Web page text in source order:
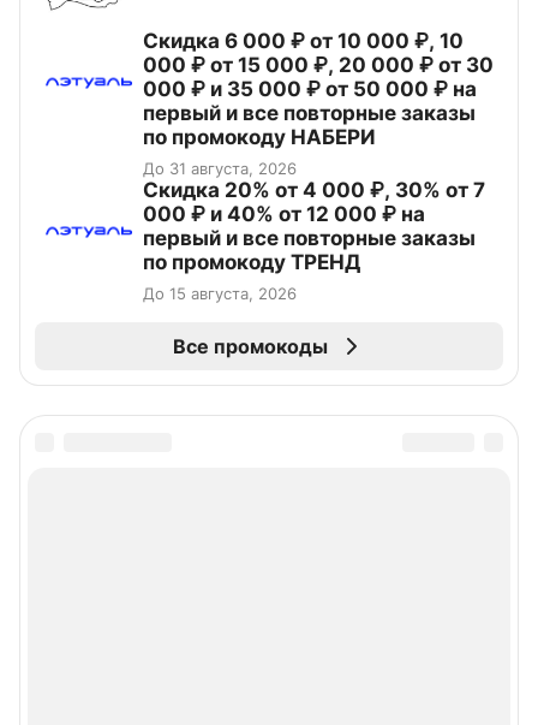
Скидка 6 000 ₽ от 10 000 ₽, 10
000 ₽ от 15 000 ₽, 20 000 ₽ от 30
000 ₽ и 35 000 ₽ от 50 000 ₽ на
первый и все повторные заказы
по промокоду НАБЕРИ
До 31 августа, 2026
Скидка 20% от 4 000 ₽, 30% от 7
000 ₽ и 40% от 12 000 ₽ на
первый и все повторные заказы
по промокоду ТРЕНД
До 15 августа, 2026
Все промокоды